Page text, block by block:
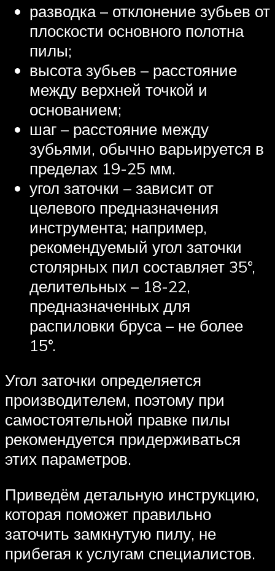
разводка – отклонение зубьев от
плоскости основного полотна
пилы;
высота зубьев – расстояние
между верхней точкой и
основанием;
шаг – расстояние между
зубьями, обычно варьируется в
пределах 19-25 мм.
угол заточки – зависит от
целевого предназначения
инструмента; например,
рекомендуемый угол заточки
столярных пил составляет 35°,
делительных – 18-22,
предназначенных для
распиловки бруса – не более
15°.
Угол заточки определяется
производителем, поэтому при
самостоятельной правке пилы
рекомендуется придерживаться
этих параметров.
Приведём детальную инструкцию,
которая поможет правильно
заточить замкнутую пилу, не
прибегая к услугам специалистов.